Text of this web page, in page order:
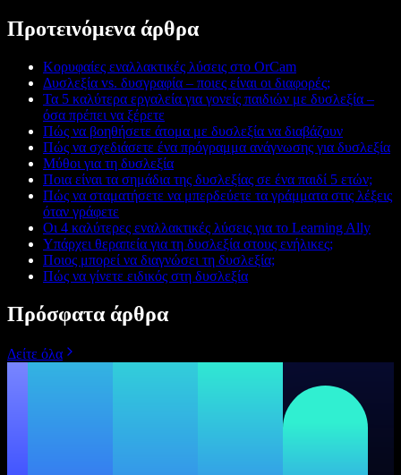
Προτεινόμενα άρθρα
Κορυφαίες εναλλακτικές λύσεις στο OrCam
Δυσλεξία vs. δυσγραφία – ποιες είναι οι διαφορές;
Τα 5 καλύτερα εργαλεία για γονείς παιδιών με δυσλεξία –
όσα πρέπει να ξέρετε
Πώς να βοηθήσετε άτομα με δυσλεξία να διαβάζουν
Πώς να σχεδιάσετε ένα πρόγραμμα ανάγνωσης για δυσλεξία
Μύθοι για τη δυσλεξία
Ποια είναι τα σημάδια της δυσλεξίας σε ένα παιδί 5 ετών;
Πώς να σταματήσετε να μπερδεύετε τα γράμματα στις λέξεις
όταν γράφετε
Οι 4 καλύτερες εναλλακτικές λύσεις για το Learning Ally
Υπάρχει θεραπεία για τη δυσλεξία στους ενήλικες;
Ποιος μπορεί να διαγνώσει τη δυσλεξία;
Πώς να γίνετε ειδικός στη δυσλεξία
Πρόσφατα άρθρα
Δείτε όλα